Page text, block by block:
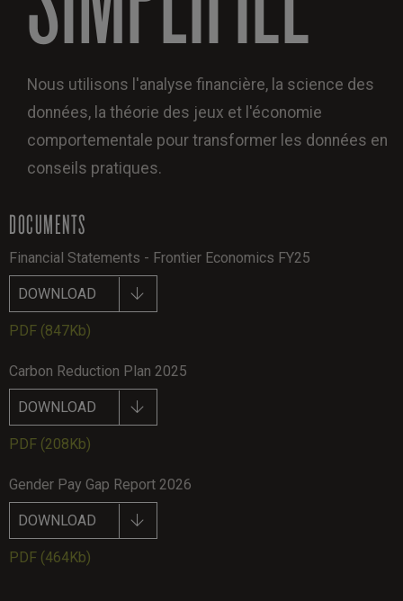
Nous utilisons l'analyse financière, la science des
données, la théorie des jeux et l'économie
comportementale pour transformer les données en
conseils pratiques.
DOCUMENTS
Financial Statements - Frontier Economics FY25
DOWNLOAD
PDF (847Kb)
Carbon Reduction Plan 2025
DOWNLOAD
PDF (208Kb)
Gender Pay Gap Report 2026
DOWNLOAD
PDF (464Kb)